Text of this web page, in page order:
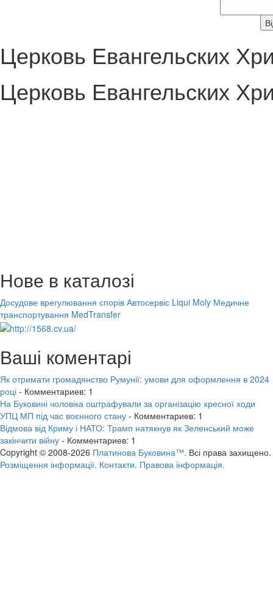
Церковь Евангельских
Церковь Евангельских
Нове в каталозі
Досудове врегулювання спорів Автосервіс Liqui Moly Медичне
транспортування MedTransfer
Ваші коментарі
Як отримати громадянство Румунії: умови для оформлення в 2024
році - Комментариев: 1
На Буковині чоловіка оштрафували за організацію хресної ходи
УПЦ МП під час воєнного стану - Комментариев: 1
Відмова від Криму і НАТО: Трамп натякнув як Зеленський може
закінчити війну - Комментариев: 1
Copyright © 2008-2026 Платинова Буковина™. Всі права захищено.
Розміщення інформації. Контакти. Правова інформація.